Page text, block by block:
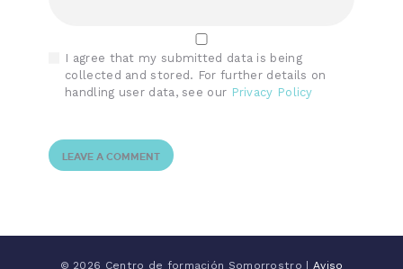
I agree that my submitted data is being
collected and stored. For further details on
handling user data, see our Privacy Policy
© 2026 Centro de formación Somorrostro | Aviso